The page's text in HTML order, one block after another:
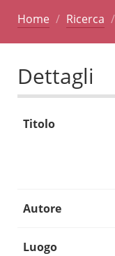
Home Ricerca
Dettagli
Titolo
Autore
Luogo